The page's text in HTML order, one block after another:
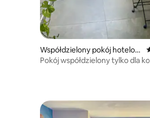
Współdzielony pokój hotelow
y w: San Juan
Pokój współdzielony tylko dla